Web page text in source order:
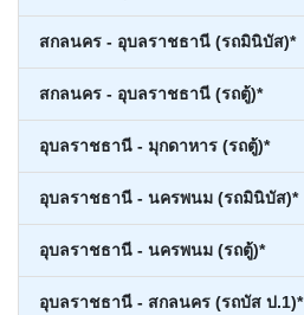
สกลนคร - อุบลราชธานี (รถมินิบัส)*
สกลนคร - อุบลราชธานี (รถตู้)*
อุบลราชธานี - มุกดาหาร (รถตู้)*
อุบลราชธานี - นครพนม (รถมินิบัส)*
อุบลราชธานี - นครพนม (รถตู้)*
อุบลราชธานี - สกลนคร (รถบัส ป.1)*